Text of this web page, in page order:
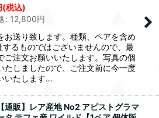
(税込)
: 12,800円
お送り致します。種類、ペアを含め
るものではございませんので、最
ご注文お願いいたします。写真の個
たしましたので、ご注文前に今一度
いたします…
通販】レア産地 No2 アピストグラマ